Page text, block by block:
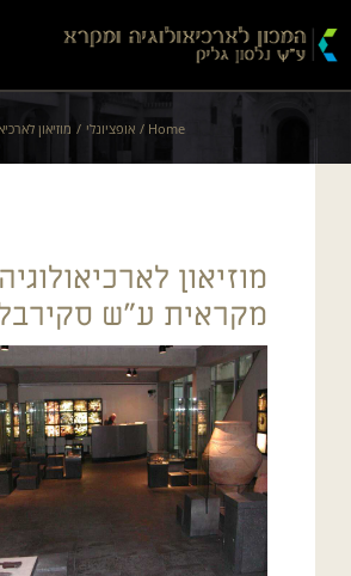
Home אופציונלי מוזיאון
מוזיאון לארכיאולוגיה
מקראית ע”ש